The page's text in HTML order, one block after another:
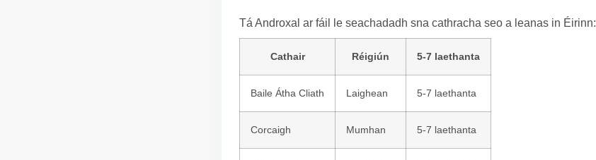
Tá Androxal ar fáil le seachadadh sna cathracha seo a leanas in Éirinn:
Cathair Réigiún 5-7 laethanta
Baile Átha Cliath Laighean 5-7 laethanta
Corcaigh Mumhan 5-7 laethanta